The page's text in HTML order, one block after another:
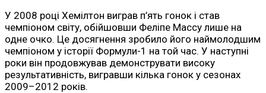
У 2008 році Хемілтон виграв п’ять гонок і став
чемпіоном світу, обійшовши Феліпе Массу лише на
одне очко. Це досягнення зробило його наймолодшим
чемпіоном у історії Формули-1 на той час. У наступні
роки він продовжував демонструвати високу
результативність, вигравши кілька гонок у сезонах
2009–2012 років.